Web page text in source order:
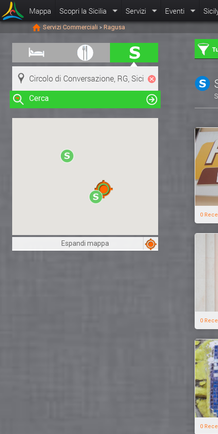
Mappa Scopri la Sicilia Servizi Eventi
Servizi Commerciali > Ragusa
Cerca
Clicca su una risorsa nella mappa
Espandi mappa
0
0
0